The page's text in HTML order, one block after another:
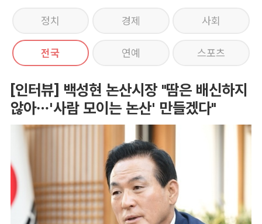
정치 경제 사회
전국 연예 스포츠
[인터뷰] 백성현 논산시장 "땀은 배신하지
않아…'사람 모이는 논산' 만들겠다"